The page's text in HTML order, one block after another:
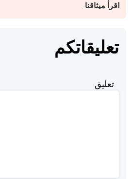
اقرأ ميثاقنا
تعليقاتكم
تعليق